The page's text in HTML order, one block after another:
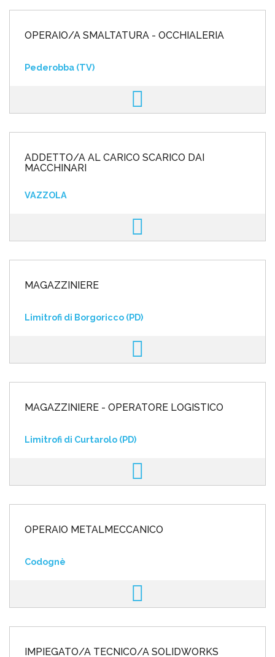
OPERAIO/A SMALTATURA - OCCHIALERIA
Pederobba (TV)
ADDETTO/A AL CARICO SCARICO DAI
MACCHINARI
VAZZOLA
MAGAZZINIERE
Limitrofi di Borgoricco (PD)
MAGAZZINIERE - OPERATORE LOGISTICO
Limitrofi di Curtarolo (PD)
OPERAIO METALMECCANICO
Codognè
IMPIEGATO/A TECNICO/A SOLIDWORKS